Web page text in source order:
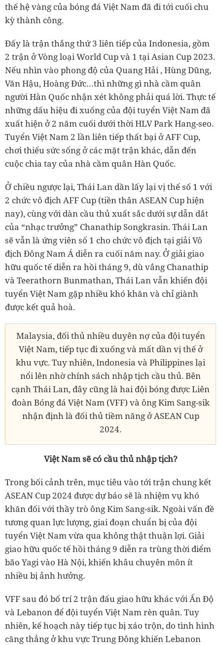
thế hệ vàng của bóng đá Việt Nam đã đi tới cuối chu
kỳ thành công.
Đấy là trận thắng thứ 3 liên tiếp của Indonesia, gồm
2 trận ở Vòng loại World Cup và 1 tại Asian Cup 2023.
Nếu nhìn vào phong độ của Quang Hải , Hùng Dũng,
Văn Hậu, Hoàng Đức…thì những gì nhà cầm quân
người Hàn Quốc nhận xét không phải quá lời. Thực tế
những dấu hiệu đi xuống của đội tuyển Việt Nam đã
xuất hiện ở 2 năm cuối dưới thời HLV Park Hang-seo.
Tuyển Việt Nam 2 lần liên tiếp thất bại ở AFF Cup,
chơi thiếu sức sống ở các mặt trận khác, dẫn đến
cuộc chia tay của nhà cầm quân Hàn Quốc.
Ở chiều ngược lại, Thái Lan dần lấy lại vị thế số 1 với
2 chức vô địch AFF Cup (tiền thân ASEAN Cup hiện
nay), cùng với dàn cầu thủ xuất sắc dưới sự dẫn dắt
của “nhạc trưởng” Chanathip Songkrasin. Thái Lan
sẽ vẫn là ứng viên số 1 cho chức vô địch tại giải Vô
địch Đông Nam Á diễn ra cuối năm nay. Ở giải giao
hữu quốc tế diễn ra hồi tháng 9, dù vắng Chanathip
và Teerathorn Bunmathan, Thái Lan vẫn khiến đội
tuyển Việt Nam gặp nhiều khó khăn và chỉ giành
được kết quả hoà.
Malaysia, đối thủ nhiều duyên nợ của đội tuyển
Việt Nam, tiếp tục đi xuống và mất dần vị thế ở
khu vực. Tuy nhiên, Indonesia và Philippines lại
nổi lên nhờ chính sách nhập tịch cầu thủ. Bên
cạnh Thái Lan, đây cũng là hai đội bóng được Liên
đoàn Bóng đá Việt Nam (VFF) và ông Kim Sang-sik
nhận định là đối thủ tiềm năng ở ASEAN Cup
2024.
Việt Nam sẽ có cầu thủ nhập tịch?
Trong bối cảnh trên, mục tiêu vào tới trận chung kết
ASEAN Cup 2024 được dự báo sẽ là nhiệm vụ khó
khăn đối với thầy trò ông Kim Sang-sik. Ngoài vấn đề
tương quan lực lượng, giai đoạn chuẩn bị của đội
tuyển Việt Nam vừa qua không thật thuận lợi. Giải
giao hữu quốc tế hồi tháng 9 diễn ra trùng thời điểm
bão Yagi vào Hà Nội, khiến khâu chuyên môn ít
nhiều bị ảnh hưởng.
VFF sau đó bố trí 2 trận đấu giao hữu khác với Ấn Độ
và Lebanon để đội tuyển Việt Nam rèn quân. Tuy
nhiên, kế hoạch này tiếp tục bị xáo trộn, do tình hình
căng thẳng ở khu vực Trung Đông khiến Lebanon